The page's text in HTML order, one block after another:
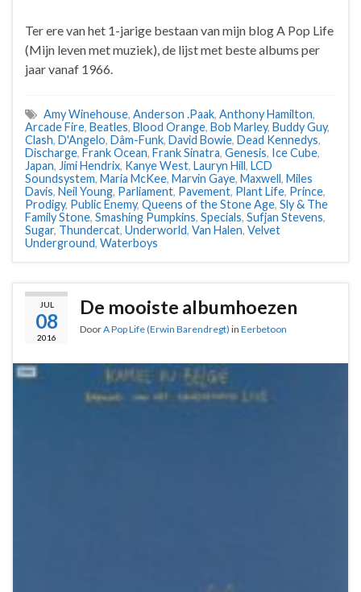
Ter ere van het 1-jarige bestaan van mijn blog A Pop Life
(Mijn leven met muziek), de lijst met beste albums per
jaar vanaf 1966.
Amy Winehouse, Anderson .Paak, Anthony Hamilton,
Arcade Fire, Beatles, Blood Orange, Bob Marley, Buddy Guy,
Clash, D'Angelo, Dâm-Funk, David Bowie, Dead Kennedys,
Discharge, Frank Ocean, Frank Sinatra, Genesis, Ice Cube,
Japan, Jimi Hendrix, Kanye West, Lauryn Hill, LCD
Soundsystem, Maria McKee, Marvin Gaye, Maxwell, Miles
Davis, Neil Young, Parliament, Pavement, Plant Life, Prince,
Prodigy, Public Enemy, Queens of the Stone Age, Sly & The
Family Stone, Smashing Pumpkins, Specials, Sufjan Stevens,
Sugar, Thundercat, Underworld, Van Halen, Velvet
Underground, Waterboys
JUL
08
2016
De mooiste albumhoezen
DoorA Pop Life (Erwin Barendregt) in Eerbetoon